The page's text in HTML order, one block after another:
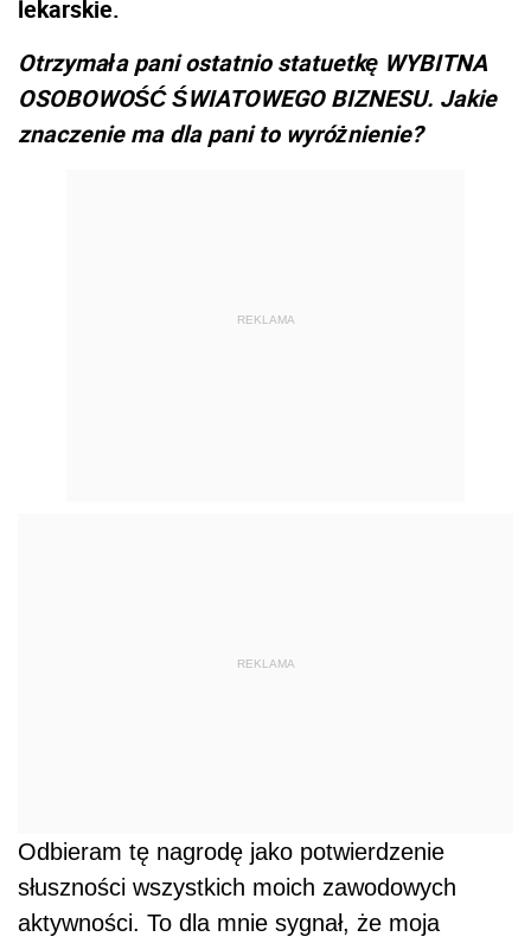
lekarskie.
Otrzymała pani ostatnio statuetkę WYBITNA
OSOBOWOŚĆ ŚWIATOWEGO BIZNESU. Jakie
znaczenie ma dla pani to wyróżnienie?
REKLAMA
REKLAMA
Odbieram tę nagrodę jako potwierdzenie
słuszności wszystkich moich zawodowych
aktywności. To dla mnie sygnał, że moja